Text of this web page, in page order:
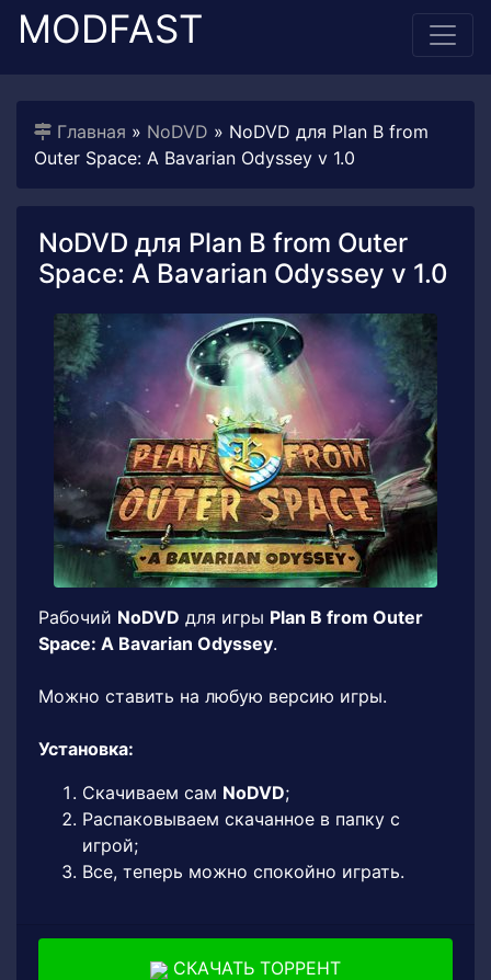
MODFAST
Главная » NoDVD » NoDVD для Plan B from
Outer Space: A Bavarian Odyssey v 1.0
NoDVD для Plan B from Outer
Space: A Bavarian Odyssey v 1.0
Рабочий NoDVD для игры Plan B from Outer
Space: A Bavarian Odyssey.
Можно ставить на любую версию игры.
Установка:
Скачиваем сам NoDVD;
Распаковываем скачанное в папку с
игрой;
Все, теперь можно спокойно играть.
СКАЧАТЬ ТОРРЕНТ